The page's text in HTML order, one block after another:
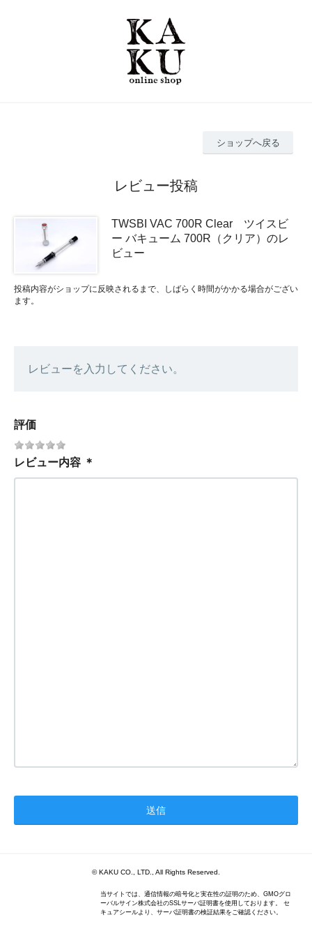
ショップへ戻る
レビュー投稿
TWSBI VAC 700R Clear ツイスビ
ー バキューム 700R（クリア）のレ
ビュー
投稿内容がショップに反映されるまで、しばらく時間がかかる場合がござい
ます。
レビューを入力してください。
評価
レビュー内容 ＊
© KAKU CO., LTD., All Rights Reserved.
当サイトでは、通信情報の暗号化と実在性の証明のため、GMOグロ
ーバルサイン株式会社のSSLサーバ証明書を使用しております。 セ
キュアシールより、サーバ証明書の検証結果をご確認ください。